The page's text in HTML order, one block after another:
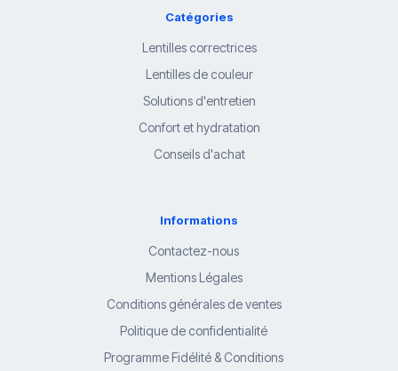
Catégories
Lentilles correctrices
Lentilles de couleur
Solutions d'entretien
Confort et hydratation
Conseils d'achat
Informations
Contactez-nous
Mentions Légales
Conditions générales de ventes
Politique de confidentialité
Programme Fidélité & Conditions